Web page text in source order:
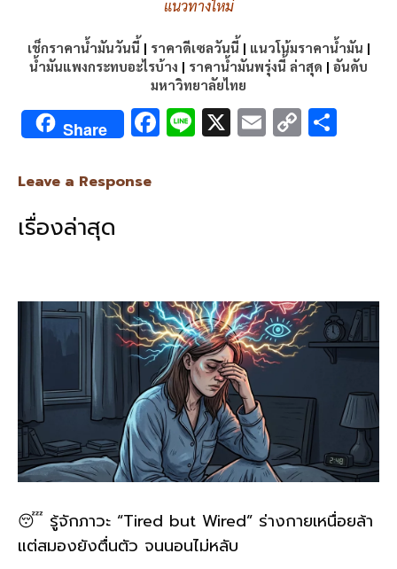
แนวทางใหม่
เช็กราคาน้ำมันวันนี้ | ราคาดีเซลวันนี้ | แนวโน้มราคาน้ำมัน |
น้ำมันแพงกระทบอะไรบ้าง | ราคาน้ำมันพรุ่งนี้ ล่าสุด | อันดับ
มหาวิทยาลัยไทย
Share F
k
Li X E C
Leave a Response
เรื่องล่าสุด
😴 รู้จักภาวะ “Tired but Wired” ร่างกายเหนื่อยล้า
แต่สมองยังตื่นตัว จนนอนไม่หลับ